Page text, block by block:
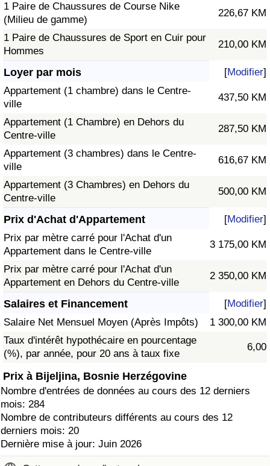
1 Paire de Chaussures de Course Nike
(Milieu de gamme)
226,67 KM
1 Paire de Chaussures de Sport en Cuir pour
Hommes
210,00 KM
Loyer par mois [Modifier]
Appartement (1 chambre) dans le Centre-
ville
437,50 KM
Appartement (1 Chambre) en Dehors du
Centre-ville
287,50 KM
Appartement (3 chambres) dans le Centre-
ville
616,67 KM
Appartement (3 Chambres) en Dehors du
Centre-ville
500,00 KM
Prix d'Achat d'Appartement [Modifier]
Prix par mètre carré pour l'Achat d'un
Appartement dans le Centre-ville
3 175,00 KM
Prix par mètre carré pour l'Achat d'un
Appartement en Dehors du Centre-ville
2 350,00 KM
Salaires et Financement [Modifier]
Salaire Net Mensuel Moyen (Après Impôts)
1 300,00 KM
Taux d'intérêt hypothécaire en pourcentage
(%), par année, pour 20 ans à taux fixe
6,00
Prix à Bijeljina, Bosnie Herzégovine
Nombre d'entrées de données au cours des 12 derniers
mois: 284
Nombre de contributeurs différents au cours des 12
derniers mois: 20
Dernière mise à jour: Juin 2026